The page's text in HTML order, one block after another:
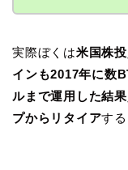
実際ぼくは米国株
インも2017年に数
ルまで運用した結
プからリタイアす